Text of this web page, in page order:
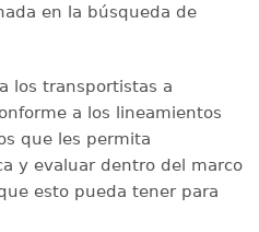
en la búsqueda de
los transportistas a
a los lineamientos
que les permita
y evaluar dentro del marco
esto pueda tener para